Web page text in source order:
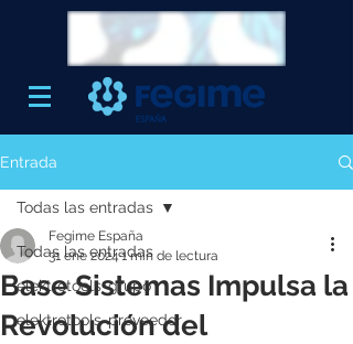
Entrada
Todas las entradas
elektrotools-grupo
elektrotools-proveedor
Todas las entradas
Base Sistemas Impulsa la
Revolución del
Fegime España
31 ene 20241 min de lectura